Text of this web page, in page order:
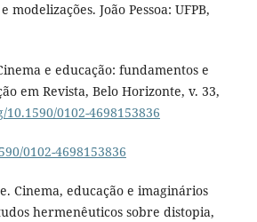
modelizações. João Pessoa: UFPB,
e educação: fundamentos e
em Revista, Belo Horizonte, v. 33,
0102-4698153836
0102-4698153836
Cinema, educação e imaginários
hermenêuticos sobre distopia,